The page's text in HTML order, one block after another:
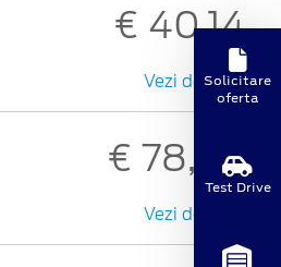
€ 40,14
Vezi detalii
€ 78,30
Vezi detalii
Solicitare
oferta
Test Drive